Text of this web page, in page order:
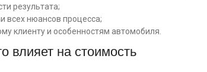
результата;
всех нюансов процесса;
клиенту и особенностям автомобиля.
влияет на стоимость